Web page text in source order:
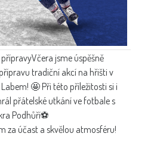
Včera jsme úspěšně
tradiční akcí na hřišti v
🤩 Při této příležitosti si i
přátelské utkání ve fotbale s
Podhůří⚽
za účast a skvělou atmosféru!